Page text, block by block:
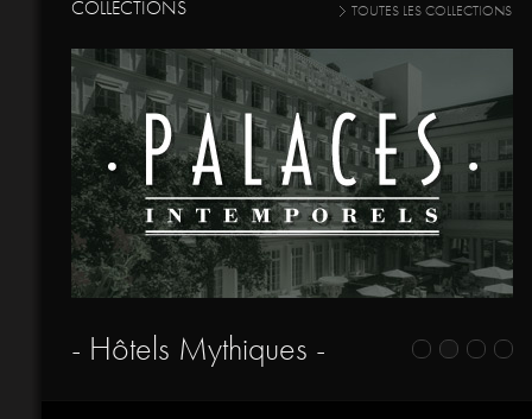
COLLECTIONS TOUTES LES COLLECTIONS
- Hôtels Mythiques -